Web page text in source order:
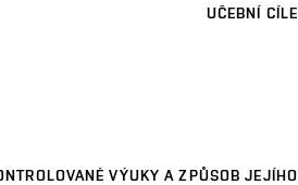
UČEBNÍ CÍLE
VÝUKY A ZPŮSOB JEJÍHO